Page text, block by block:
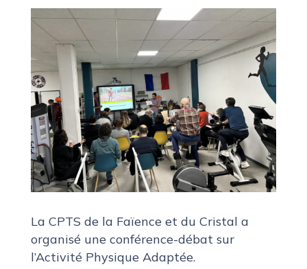
La CPTS de la Faïence et du Cristal a
organisé une conférence-débat sur
l’Activité Physique Adaptée.